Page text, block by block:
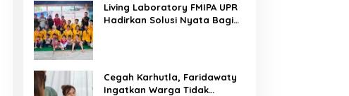
Living Laboratory FMIPA UPR
Hadirkan Solusi Nyata Bagi
Cegah Karhutla, Faridawaty
Ingatkan Warga Tidak